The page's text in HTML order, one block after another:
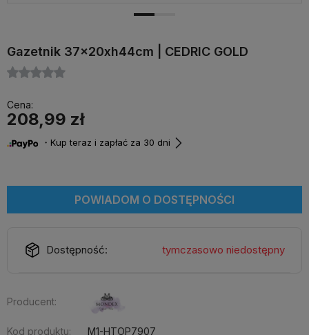
Gazetnik 37x20xh44cm | CEDRIC GOLD
Cena:
208,99 zł
・Kup teraz i zapłać za 30 dni
POWIADOM O DOSTĘPNOŚCI
Dostępność: tymczasowo niedostępny
Producent:
Kod produktu: M1-HTOP7907